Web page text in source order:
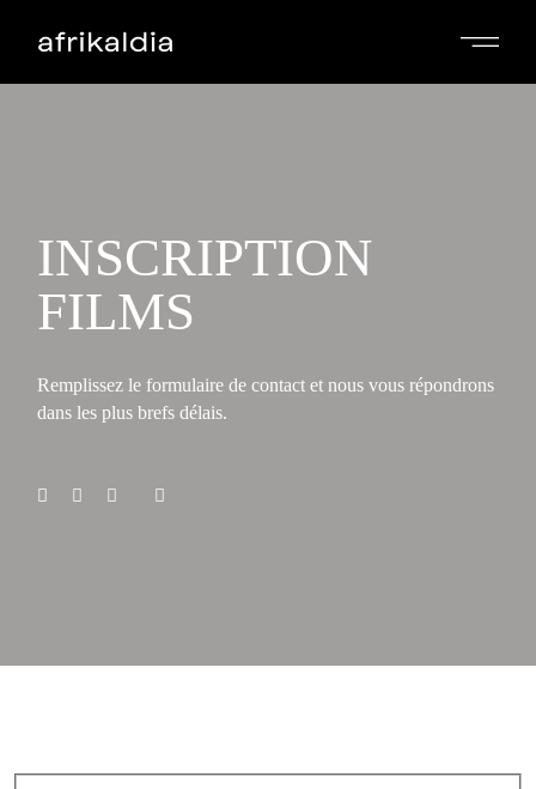
INSCRIPTION
FILMS
Remplissez le formulaire de contact et nous vous répondrons
dans les plus brefs délais.